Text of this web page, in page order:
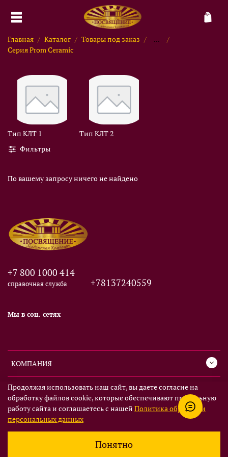
Главная Каталог Товары под заказ
...
Серия Prom Ceramic
Тип КЛТ 1
Тип КЛТ 2
Фильтры
По вашему запросу ничего не найдено
КОМПАНИЯ
СЕРВИС
ИНФОРМАЦИЯ
+7 800 1000 414
справочная служба +78137240559
Мы в соц. сетях
Продолжая использовать наш сайт, вы даете согласие на
обработку файлов cookie, которые обеспечивают правильную
работу сайта и соглашаетесь с нашей Политика обработки
персональных данных
Понятно